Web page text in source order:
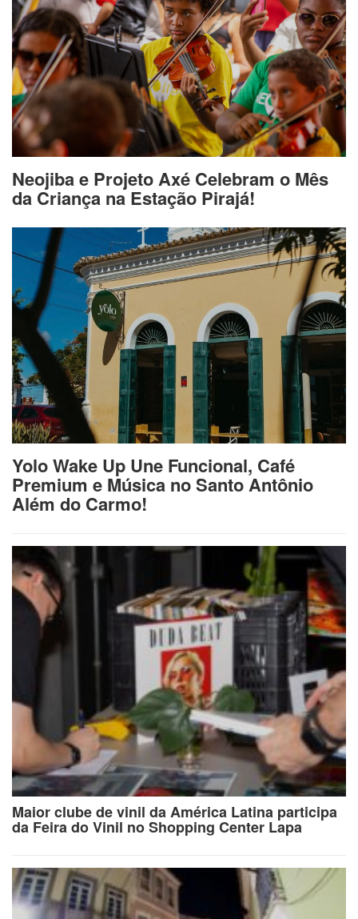
Neojiba e Projeto Axé Celebram o Mês
da Criança na Estação Pirajá!
Yolo Wake Up Une Funcional, Café
Premium e Música no Santo Antônio
Além do Carmo!
Maior clube de vinil da América Latina participa
da Feira do Vinil no Shopping Center Lapa